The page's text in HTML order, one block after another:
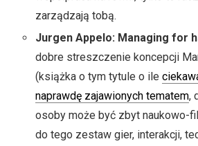
zarządzają tobą.
Jurgen Appelo: Managing for
dobre streszczenie koncepcji
(książka o tym tytule o ile
naprawdę zajawionych tematem,
osoby może być zbyt naukowo-
do tego zestaw gier, interakcji,